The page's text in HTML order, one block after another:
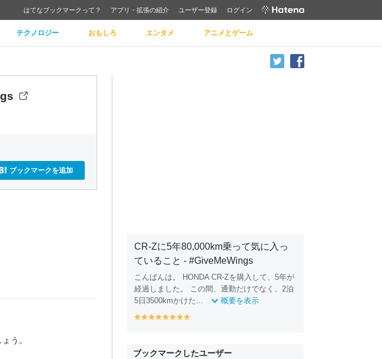
はてなブックマークって？ アプリ・拡張の紹介 ユーザー登録 ログイン
テクノロジー おもしろ エンタメ アニメとゲーム
ブックマークを追加
う。
CR-Zに5年80,000km乗って気に入っ
ていること - #GiveMeWings
こんばんは。 HONDA CR-Zを購入して、5年が
経過しました。 この間、通勤だけでなく、2泊
5日3500kmかけた...
概要を表示
y
o
y
o
y
o
y
o
y
o
y
o
y
o o
ブックマークしたユーザー